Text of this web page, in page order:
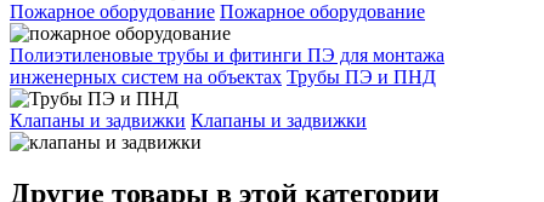
Пожарное оборудование Пожарное оборудование
Полиэтиленовые трубы и фитинги ПЭ для монтажа
инженерных систем на объектах Трубы ПЭ и ПНД
Клапаны и задвижки Клапаны и задвижки
Другие товары в этой категории